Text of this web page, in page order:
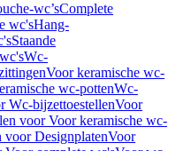
wc’sComplete
wc'sHang-
Staande
Wc-
Voor keramische wc-
wc-pottenWc-
Wc-bijzettoestellenVoor
voor Voor keramische wc-
voor DesignplatenVoor